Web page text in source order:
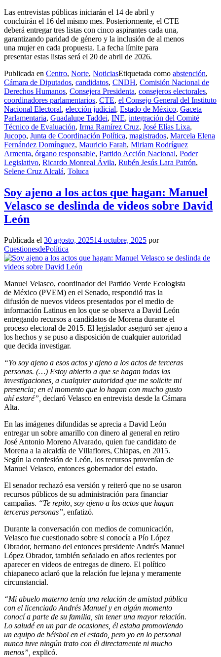
Las entrevistas públicas iniciarán el 14 de abril y
concluirán el 16 del mismo mes. Posteriormente, el CTE
deberá entregar tres listas con cinco aspirantes cada una,
garantizando paridad de género y la inclusión de al menos
una mujer en cada propuesta. La fecha límite para
presentar estas listas será el 20 de abril de 2026.
Publicada en Centro, Norte, NoticiasEtiquetada como abstención,
Cámara de Diputados, candidatos, CNDH, Comisión Nacional de
Derechos Humanos, Consejera Presidenta, consejeros electorales,
coordinadores parlamentarios, CTE, el Consejo General del Instituto
Nacional Electoral, elección judicial, Estado de México, Gaceta
Parlamentaria, Guadalupe Taddei, INE, integración del Comité
Técnico de Evaluación, Irma Ramírez Cruz, José Elías Lixa,
Jucopo, Junta de Coordinación Política, magistrados, Marcela Elena
Fernández Domínguez, Mauricio Farah, Miriam Rodríguez
Armenta, órgano responsable, Partido Acción Nacional, Poder
Legislativo, Ricardo Monreal Ávila, Rubén Jesús Lara Patrón,
Selene Cruz Alcalá, Toluca
Soy ajeno a los actos que hagan: Manuel
Velasco se deslinda de videos sobre David
León
Publicada el 30 agosto, 202514 octubre, 2025 por
CuestionesdePolítica
Manuel Velasco, coordinador del Partido Verde Ecologista
de México (PVEM) en el Senado, respondió tras la
difusión de nuevos videos presentados por el medio de
información Latinus en los que se observa a David León
entregando recursos a candidatos de Morena durante el
proceso electoral de 2015. El legislador aseguró ser ajeno a
los hechos y se puso a disposición de cualquier autoridad
que decida investigar.
“Yo soy ajeno a esos actos y ajeno a los actos de terceras
personas. (…) Estoy abierto a que se hagan todas las
investigaciones, a cualquier autoridad que me solicite mi
presencia; en el momento que lo hagan con mucho gusto
ahí estaré”, declaró Velasco en entrevista desde la Cámara
Alta.
En las imágenes difundidas se aprecia a David León
entregar un sobre amarillo con dinero al general en retiro
José Antonio Moreno Alvarado, quien fue candidato de
Morena a la alcaldía de Villaflores, Chiapas, en 2015.
Según la confesión de León, los recursos provenían de
Manuel Velasco, entonces gobernador del estado.
El senador rechazó esa versión y reiteró que no se usaron
recursos públicos de su administración para financiar
campañas. “Te repito, soy ajeno a los actos que hagan
terceras personas”, enfatizó.
Durante la conversación con medios de comunicación,
Velasco fue cuestionado sobre si conocía a Pío López
Obrador, hermano del entonces presidente Andrés Manuel
López Obrador, también señalado en años recientes por
aparecer en videos de entregas de dinero. El político
chiapaneco aclaró que la relación fue lejana y meramente
circunstancial.
“Mi abuelo materno tenía una relación de amistad pública
con el licenciado Andrés Manuel y en algún momento
conocí a parte de su familia, sin tener una mayor relación.
Lo saludé en un par de ocasiones, él estaba promoviendo
un equipo de béisbol en el estado, pero yo en lo personal
nunca tuve ningún trato con él directamente ni mucho
menos”, explicó.